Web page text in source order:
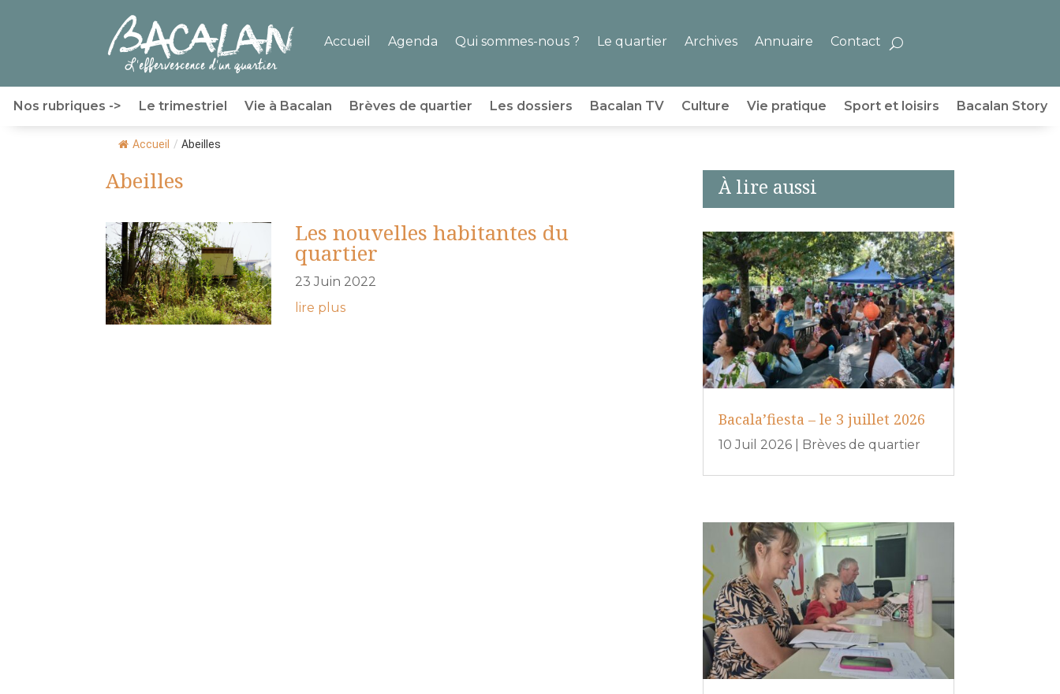
Accueil Agenda Qui sommes-nous ? Le quartier Archives Annuaire Contact
Nos rubriques -> Le trimestriel Vie à Bacalan Brèves de quartier Les dossiers Bacalan TV Culture Vie pratique Sport et loisirs Bacalan Story
Accueil / Abeilles
Abeilles
Les nouvelles habitantes du
quartier
23 Juin 2022
lire plus
À lire aussi
Bacala’fiesta – le 3 juillet 2026
10 Juil 2026| Brèves de quartier